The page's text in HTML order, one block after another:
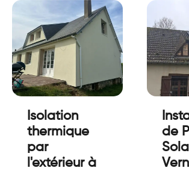
Isolation
thermique
par
l'extérieur à
de